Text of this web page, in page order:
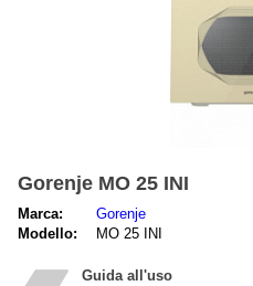
Gorenje MO 25 INI
Marca:
Gorenje
Modello:
MO 25 INI
Guida all'uso